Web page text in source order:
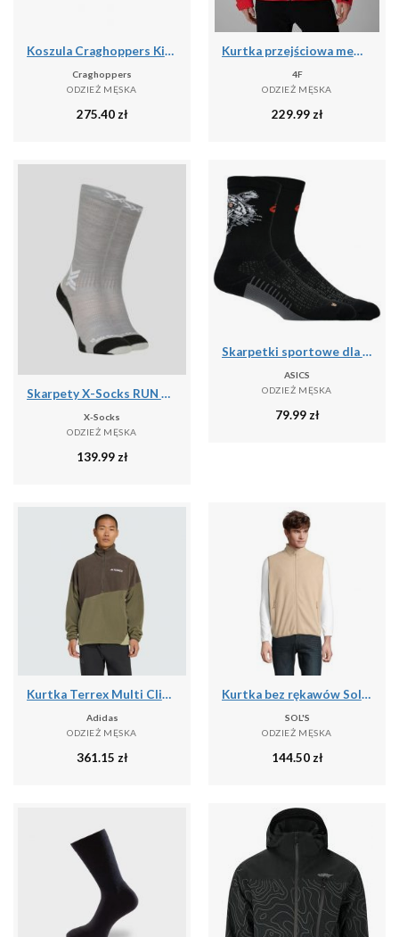
Koszula Craghoppers Kiwi
Craghoppers
ODZIEŻ MĘSKA
275.40zł
Kurtka przejściowa membrana 5000 męska 4F 4FWSS26TTJAM1120
4F
ODZIEŻ MĘSKA
229.99zł
Skarpety X-Socks RUN DISCOVER MERINO CREW G701
X-Socks
ODZIEŻ MĘSKA
139.99zł
Skarpetki sportowe dla dorosłych Performance Run Sock Crew
ASICS
ODZIEŻ MĘSKA
79.99zł
Kurtka Terrex Multi Climawarm Fleece
Adidas
ODZIEŻ MĘSKA
361.15 zł
Kurtka bez rękawów Sol's Factor Bw
SOL'S
ODZIEŻ MĘSKA
144.50zł